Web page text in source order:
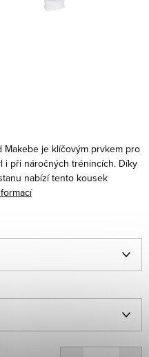
je klíčovým prvkem pro
i při náročných trénincích. Díky
nabízí tento kousek